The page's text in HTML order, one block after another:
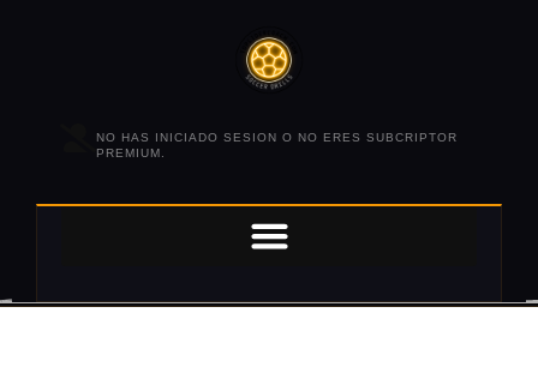
NO HAS INICIADO SESION O NO ERES SUBCRIPTOR
PREMIUM.